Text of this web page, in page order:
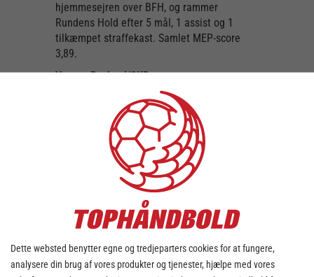
hjemmesejren over BFH, og rammer
Rundens Hold efter 5 mål, 1 assist og 1
tilkæmpet straffekast. Samlet MEP-score
3,89.
Verona Rexhepi/SKB:
Rexhepi spillede en stærk kamp mod Ikast
Håndbold og stod bag 7 mål og 7 assists.
Det er fjerde gang i sæsonen, at
venstrebacken er på Rundens Hold. Samlet
MEP-score 5,15.
Tabea Schmid/KBH:
Vi taber kæben her over Schmid. Helt
vanvittige 17 mål på 17 forsøg stod
kampen mod EHA. Præstationen, der blev
krydret med 1 assist og 2 tilkæmpede
Dette websted benytter egne og tredjeparters cookies for at fungere,
analysere din brug af vores produkter og tjenester, hjælpe med vores